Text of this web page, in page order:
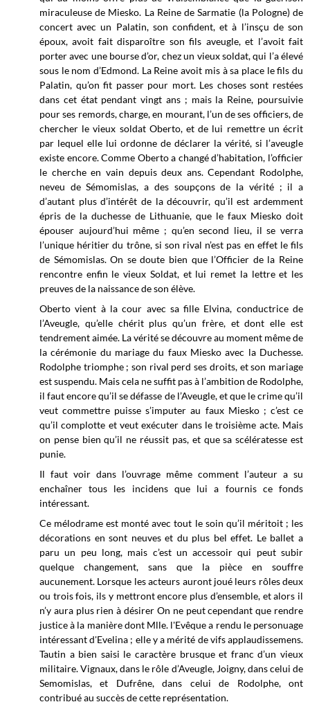
miraculeuse de Miesko. La Reine de Sarmatie (la Pologne) de
concert avec un Palatin, son confident, et à l’insçu de son
époux, avoit fait disparoître son fils aveugle, et l’avoit fait
porter avec une bourse d’or, chez un vieux soldat, qui l’a élevé
sous le nom d’Edmond. La Reine avoit mis à sa place le fils du
Palatin, qu’on fit passer pour mort. Les choses sont restées
dans cet état pendant vingt ans ; mais la Reine, poursuivie
pour ses remords, charge, en mourant, l’un de ses officiers, de
chercher le vieux soldat Oberto, et de lui remettre un écrit
par lequel elle lui ordonne de déclarer la vérité, si l’aveugle
existe encore. Comme Oberto a changé d’habitation, l’officier
le cherche en vain depuis deux ans. Cependant Rodolphe,
neveu de Sémomislas, a des soupçons de la vérité ; il a
d’autant plus d’intérêt de la découvrir, qu’il est ardemment
épris de la duchesse de Lithuanie, que le faux Miesko doit
épouser aujourd’hui même ; qu’en second lieu, il se verra
l’unique héritier du trône, si son rival n’est pas en effet le fils
de Sémomislas. On se doute bien que l’Officier de la Reine
rencontre enfin le vieux Soldat, et lui remet la lettre et les
preuves de la naissance de son élève.
Oberto vient à la cour avec sa fille Elvina, conductrice de
l’Aveugle, qu’elle chérit plus qu’un frère, et dont elle est
tendrement aimée. La vérité se découvre au moment même de
la cérémonie du mariage du faux Miesko avec la Duchesse.
Rodolphe triomphe ; son rival perd ses droits, et son mariage
est suspendu. Mais cela ne suffit pas à l’ambition de Rodolphe,
il faut encore qu’il se défasse de l’Aveugle, et que le crime qu’il
veut commettre puisse s’imputer au faux Miesko ; c’est ce
qu’il complotte et veut exécuter dans le troisième acte. Mais
on pense bien qu’il ne réussit pas, et que sa scélératesse est
punie.
Il faut voir dans l’ouvrage même comment l’auteur a su
enchaîner tous les incidens que lui a fournis ce fonds
intéressant.
Ce mélodrame est monté avec tout le soin qu’il méritoit ; les
décorations en sont neuves et du plus bel effet. Le ballet a
paru un peu long, mais c’est un accessoir qui peut subir
quelque changement, sans que la pièce en souffre
aucunement. Lorsque les acteurs auront joué leurs rôles deux
ou trois fois, ils y mettront encore plus d’ensemble, et alors il
n’y aura plus rien à désirer On ne peut cependant que rendre
justice à la manière dont Mlle. l'Evêque a rendu le personuage
intéressant d'Evelina ; elle y a mérité de vifs applaudissemens.
Tautin a bien saisi le caractère brusque et franc d’un vieux
militaire. Vignaux, dans le rôle d’Aveugle, Joigny, dans celui de
Semomislas, et Dufrêne, dans celui de Rodolphe, ont
contribué au succès de cette représentation.